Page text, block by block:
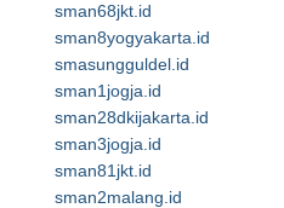
sman68jkt.id
sman8yogyakarta.id
smasungguldel.id
sman1jogja.id
sman28dkijakarta.id
sman3jogja.id
sman81jkt.id
sman2malang.id